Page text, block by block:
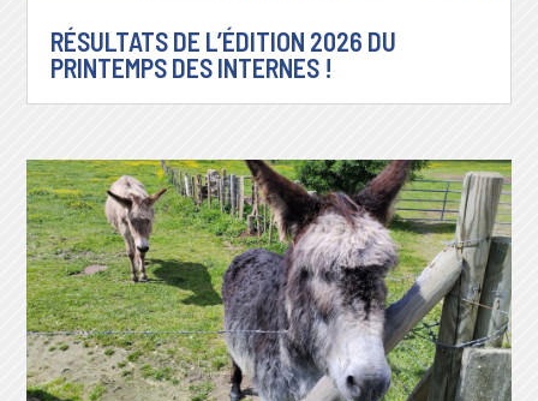
RÉSULTATS DE L’ÉDITION 2026 DU
PRINTEMPS DES INTERNES !